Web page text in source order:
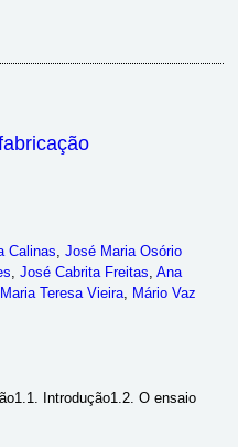
Calinas José Maria Osório
José Cabrita Freitas Ana
Maria Teresa Vieira
Mário Vaz
Introdução1.2. O ensaio